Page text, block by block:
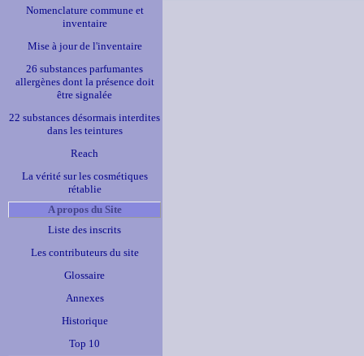
Nomenclature commune et
inventaire
Mise à jour de l'inventaire
26 substances parfumantes
allergènes dont la présence doit
être signalée
22 substances désormais interdites
dans les teintures
Reach
La vérité sur les cosmétiques
rétablie
A propos du Site
Liste des inscrits
Les contributeurs du site
Glossaire
Annexes
Historique
Top 10